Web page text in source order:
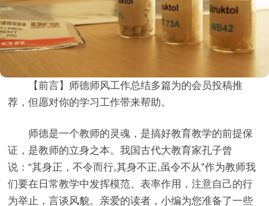
【前言】师德师风工作总结多篇为的会员投稿推
荐，但愿对你的学习工作带来帮助。
师德是一个教师的灵魂，是搞好教育教学的前提保
证，是教师的立身之本。我国古代大教育家孔子曾
说：“其身正，不令而行,其身不正,虽令不从”作为教师我
们要在日常教学中发挥模范、表率作用，注意自己的行
为举止，言谈风貌。亲爱的读者，小编为您准备了一些